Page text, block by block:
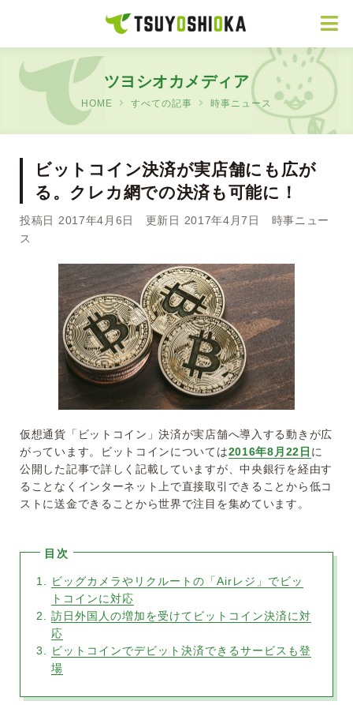
ツヨシオカメディア
HOME すべての記事 時事ニュース
ビットコイン決済が実店舗にも広が
る。クレカ網での決済も可能に！
投稿日 2017年4月6日 更新日 2017年4月7日 時事ニュー
ス
仮想通貨「ビットコイン」決済が実店舗へ導入する動きが広
がっています。ビットコインについては2016年8月22日 に
公開した記事で詳しく記載していますが、中央銀行を経由す
ることなくインターネット上で直接取引できることから低コ
ストに送金できることから世界で注目を集めています。
ビッグカメラやリクルートの「Airレジ」でビッ
トコインに対応
訪日外国人の増加を受けてビットコイン決済に対
応
ビットコインでデビット決済できるサービスも登
場